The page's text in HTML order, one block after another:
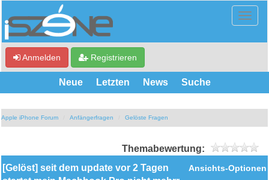
Anmelden Registrieren
Neue Letzten News Suche
Apple iPhone Forum Anfängerfragen Gelöste Fragen
Themabewertung:
Ansichts-Optionen
[Gelöst] seit dem update vor 2 Tagen